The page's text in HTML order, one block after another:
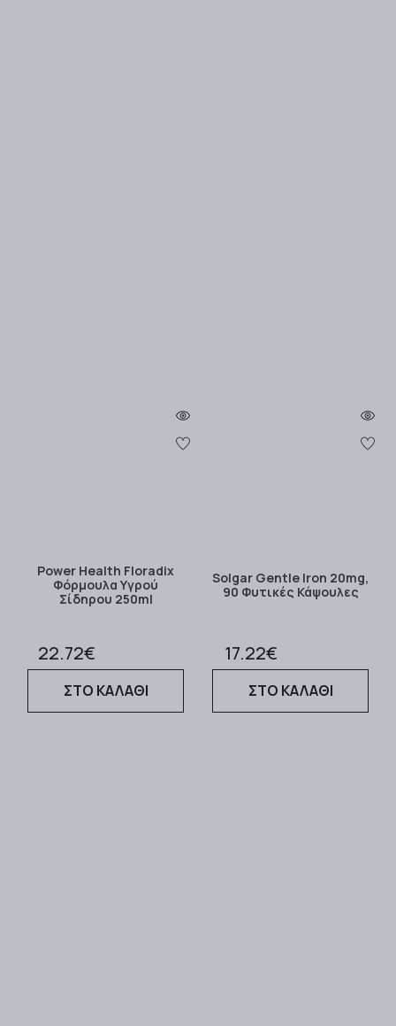
Power Health Floradix
Φόρμουλα Υγρού
Σίδηρου 250ml
22.72€
ΣΤΟ ΚΑΛΑΘΙ
Solgar Gentle Iron 20mg,
90 Φυτικές Κάψουλες
17.22€
ΣΤΟ ΚΑΛΑΘΙ